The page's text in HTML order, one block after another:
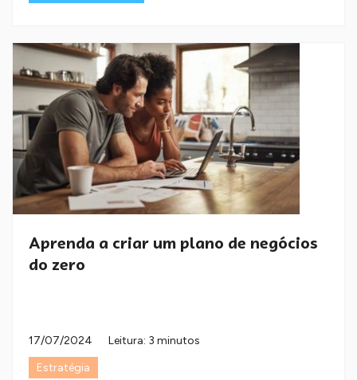
Aprenda a criar um plano de negócios
do zero
17/07/2024
Leitura: 3 minutos
Estratégia